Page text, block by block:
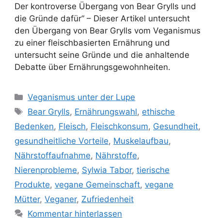
Der kontroverse Übergang von Bear Grylls und
die Gründe dafür“ – Dieser Artikel untersucht
den Übergang von Bear Grylls vom Veganismus
zu einer fleischbasierten Ernährung und
untersucht seine Gründe und die anhaltende
Debatte über Ernährungsgewohnheiten.
Kategorien
Veganismus unter der Lupe
Schlagwörter
Bear Grylls, Ernährungswahl, ethische
Bedenken, Fleisch, Fleischkonsum, Gesundheit,
gesundheitliche Vorteile, Muskelaufbau,
Nährstoffaufnahme, Nährstoffe,
Nierenprobleme, Sylwia Tabor, tierische
Produkte, vegane Gemeinschaft, vegane
Mütter, Veganer, Zufriedenheit
Kommentar hinterlassen